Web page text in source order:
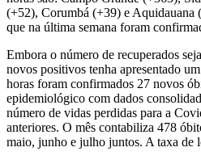
(+52), Corumbá (+39) e Aquidauana
que na última semana foram
Embora o número de recuperados
novos positivos tenha apresentado
horas foram confirmados 27 novos
epidemiológico com dados
número de vidas perdidas para a
anteriores. O mês contabiliza 478
maio, junho e julho juntos. A taxa de